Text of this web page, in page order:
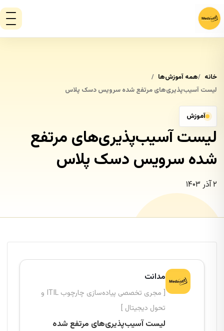
خانه
همه آموزش‌ها
لیست آسیب‌پذیری‌های مرتفع شده سرویس دسک پلاس
آموزش
لیست آسیب‌پذیری‌های مرتفع
شده سرویس دسک پلاس
۲ آذر ۱۴۰۳
مدانت
[ مجری تخصصی پیاده‌سازی چارچوب ITIL و
تحول دیجیتال ]
لیست آسیب‌پذیری‌های مرتفع شده